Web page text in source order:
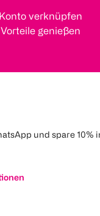
verknüpfen
genießen
und spare 10%